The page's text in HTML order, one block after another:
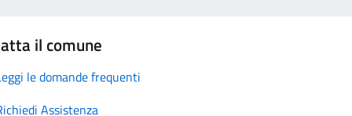
il comune
le domande frequenti
Assistenza